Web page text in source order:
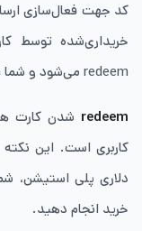
کد جهت فعال‌سازی
خریداری‌شده توسط
redeem می‌شود و شما قادر به خرید اینترنتی خواهید بود.
redeem شدن کارت
خرید انجام دهید.